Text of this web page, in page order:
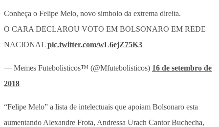
Conheça o Felipe Melo, novo simbolo da extrema direita.
O CARA DECLAROU VOTO EM BOLSONARO EM REDE
NACIONAL pic.twitter.com/wL6ejZ75K3
— Memes Futebolisticos™️ (@Mfutebolisticos) 16 de setembro de
2018
“Felipe Melo” a lista de intelectuais que apoiam Bolsonaro esta
aumentando Alexandre Frota, Andressa Urach Cantor Buchecha,